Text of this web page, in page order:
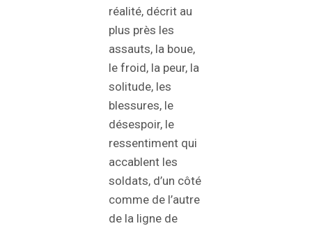
réalité, décrit au
plus près les
assauts, la boue,
le froid, la peur, la
solitude, les
blessures, le
désespoir, le
ressentiment qui
accablent les
soldats, d’un côté
comme de l’autre
de la ligne de